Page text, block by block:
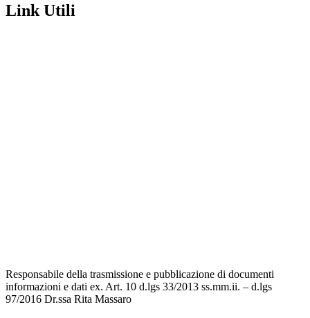
Link Utili
Responsabile della trasmissione e pubblicazione di documenti
informazioni e dati ex. Art. 10 d.lgs 33/2013 ss.mm.ii. – d.lgs
97/2016 Dr.ssa Rita Massaro